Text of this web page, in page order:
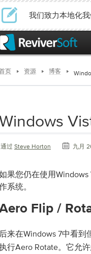
我们致力本地化
页 资源 博客
通过 Steve Horton 九月
果您仍在使用
系统。
Flip /
来在Windows 7中看到
行Aero Rotate。它允